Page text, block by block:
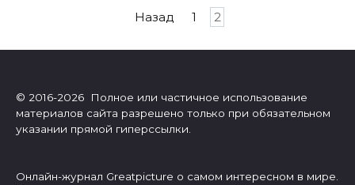
Назад 1 2
© 2016-2026 Полное или частичное использование
материалов сайта разрешено только при обязательном
указании прямой гиперссылки.
Онлайн-журнал Greatpicture о самом интересном в мире.